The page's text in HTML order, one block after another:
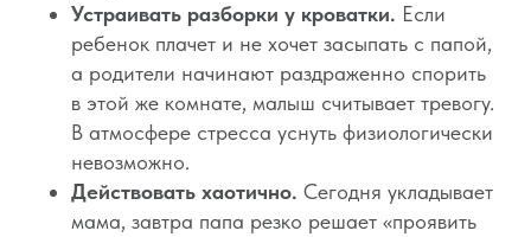
Устраивать разборки у кроватки. Если
ребенок плачет и не хочет засыпать с папой,
а родители начинают раздраженно спорить
в этой же комнате, малыш считывает тревогу.
В атмосфере стресса уснуть физиологически
невозможно.
Действовать хаотично. Сегодня укладывает
мама, завтра папа резко решает «проявить
+7 (903) 011-73-03
sos@o-sne.online
Там, где картинки
Все права на материалы портала o-sne.online
защищены законом об интеллектуальной
собственности. Использование материалов
портала o-sne.online возможно только